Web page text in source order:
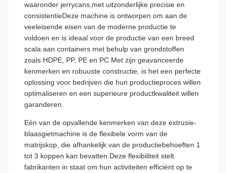
waaronder jerrycans,met uitzonderlijke precisie en
consistentieDeze machine is ontworpen om aan de
veeleisende eisen van de moderne productie te
voldoen en is ideaal voor de productie van een breed
scala aan containers met behulp van grondstoffen
zoals HDPE, PP, PE en PC.Met zijn geavanceerde
kenmerken en robuuste constructie, is het een perfecte
oplossing voor bedrijven die hun productieproces willen
optimaliseren en een superieure productkwaliteit willen
garanderen.
Eén van de opvallende kenmerken van deze extrusie-
blaasgietmachine is de flexibele vorm van de
matrijskop, die afhankelijk van de productiebehoeften 1
tot 3 koppen kan bevatten.Deze flexibiliteit stelt
fabrikanten in staat om hun activiteiten efficiënt op te